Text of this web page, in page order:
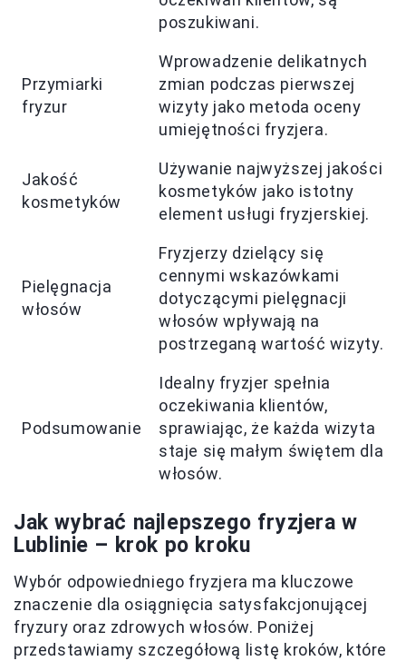
poszukiwani.
Przymiarki
fryzur
Wprowadzenie delikatnych
zmian podczas pierwszej
wizyty jako metoda oceny
umiejętności fryzjera.
Jakość
kosmetyków
Używanie najwyższej jakości
kosmetyków jako istotny
element usługi fryzjerskiej.
Pielęgnacja
włosów
Fryzjerzy dzielący się
cennymi wskazówkami
dotyczącymi pielęgnacji
włosów wpływają na
postrzeganą wartość wizyty.
Podsumowanie
Idealny fryzjer spełnia
oczekiwania klientów,
sprawiając, że każda wizyta
staje się małym świętem dla
włosów.
Jak wybrać najlepszego fryzjera w
Lublinie – krok po kroku
Wybór odpowiedniego fryzjera ma kluczowe
znaczenie dla osiągnięcia satysfakcjonującej
fryzury oraz zdrowych włosów. Poniżej
przedstawiamy szczegółową listę kroków, które